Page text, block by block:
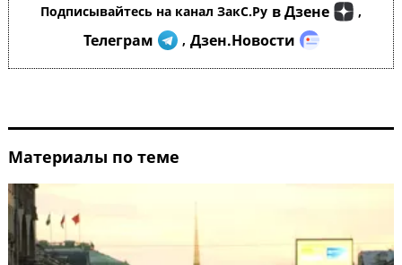
Подписывайтесь на канал ЗакС.Ру в Дзене ,
Телеграм , Дзен.Новости
Материалы по теме